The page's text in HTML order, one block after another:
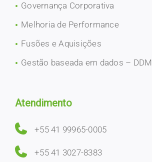
Governança Corporativa
Melhoria de Performance
Fusões e Aquisições
Gestão baseada em dados – DDM
Atendimento
+55 41 99965-0005
+55 41 3027-8383